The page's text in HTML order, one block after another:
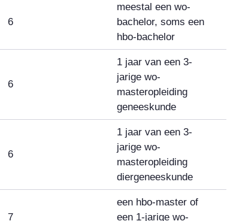
6
meestal een wo-
bachelor, soms een
hbo-bachelor
6
1 jaar van een 3-
jarige wo-
masteropleiding
geneeskunde
6
1 jaar van een 3-
jarige wo-
masteropleiding
diergeneeskunde
7
een hbo-master of
een 1-jarige wo-